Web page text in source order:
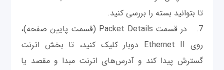
تا بتوانید بسته را بررسی کنید.
7. در قسمت Packet Details (قسمت پایین صفحه)،
روی Ethernet II دوبار کلیک کنید، تا بخش اترنت
گسترش پیدا کند و آدرس‌های اترنت مبدا و مقصد یا